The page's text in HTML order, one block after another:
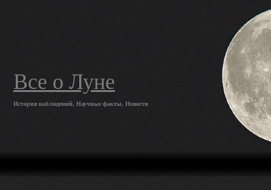
Все о Луне
История наблюдений, Научные факты, Новости